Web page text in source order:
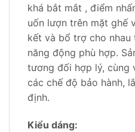
khá bắt mắt , điểm
uốn lượn trên mặt ghế
kết và bổ trợ cho nhau
năng động phù hợp.
tương đối hợp lý, cùng
các chế độ bảo hành,
định.
Kiểu dáng: